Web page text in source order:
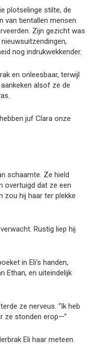
plotselinge stilte, de
van tientallen mensen
Zijn gezicht was
nog indrukwekkender.
en onleesbaar, terwijl
alsof ze de
juf Clara onze
schaamte. Ze hield
overtuigd dat ze een
zou hij haar ter plekke
Rustig liep hij
in Eli’s handen,
Ethan, en uiteindelijk
ze nerveus. “Ik heb
ze stonden erop—”
Eli haar meteen.